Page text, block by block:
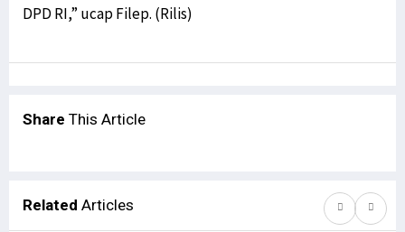
DPD RI,” ucap Filep. (Rilis)
Share This Article
Related Articles